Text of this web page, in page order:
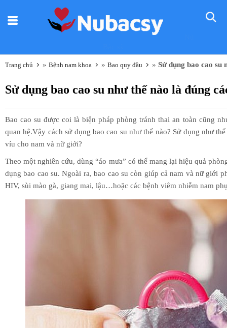
Trang chủ » Bệnh nam khoa » Bao quy đầu » Sử dụng bao cao su
Sử dụng bao cao su như thế nào là đúng
Bao cao su được coi là biện pháp phòng tránh thai an toàn cũng
quan hệ.Vậy cách sử dụng bao cao su như thế nào? Sử dụng như
víu cho nam và nữ giới?
Theo một nghiên cứu, dùng “áo mưa” có thể mang lại hiệu quả
dụng bao cao su. Ngoài ra, bao cao su còn giúp cả nam và nữ giới
HIV, sùi mào gà, giang mai, lậu…hoặc các bệnh viêm nhiễm nam